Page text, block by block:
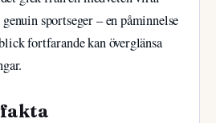
sportseger – en påminnelse
fortfarande kan överglänsa